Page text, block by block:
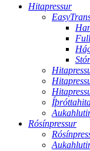
Hitapressur
Rósínpressur